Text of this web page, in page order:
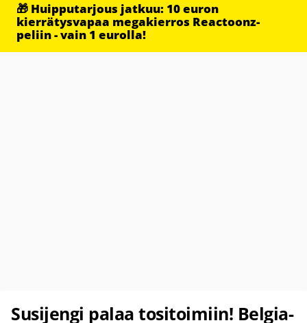
🎁 Huipputarjous jatkuu: 10 euron
kierrätysvapaa megakierros Reactoonz-
peliin - vain 1 eurolla!
Susijengi palaa tositoimiin! Belgia-